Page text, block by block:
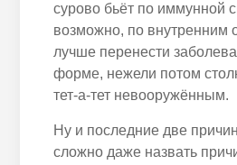
сурово бьёт по иммунной
возможно, по внутренним
лучше перенести
форме, нежели потом
тет-а-тет невооружённым.
Ну и последние две
сложно даже назвать